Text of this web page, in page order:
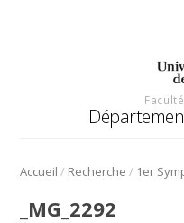
Accueil / Recherche /
_MG_2292